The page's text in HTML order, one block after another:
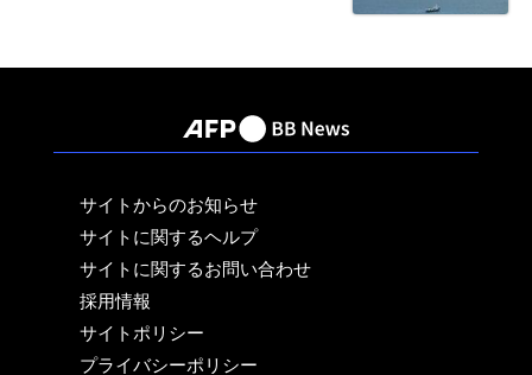
サイトからのお知らせ
サイトに関するヘルプ
サイトに関するお問い合わせ
採用情報
サイトポリシー
プライバシーポリシー